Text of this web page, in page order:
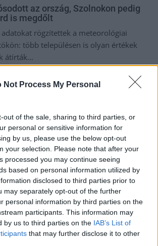
Not Process My Personal
out of the sale, sharing to third parties, or
personal or sensitive information for
by us, please use the below opt-out
your selection. Please note that after your
processed you may continue seeing
based on personal information utilized by
disclosed to third parties prior to
may separately opt-out of the further
personal information by third parties on the
participants. This information may
by us to third parties on the IAB’s List of
that may further disclose it to other
az ország, Szolnokon pedig
is megdőlt
rögzítettek a meteorológiai
több településen is olyan értékek
átírták...